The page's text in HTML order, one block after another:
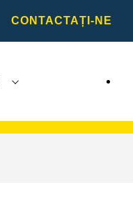
CONTACTAȚI-NE